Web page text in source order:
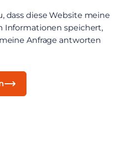
dass diese Website meine
Informationen speichert,
Anfrage antworten